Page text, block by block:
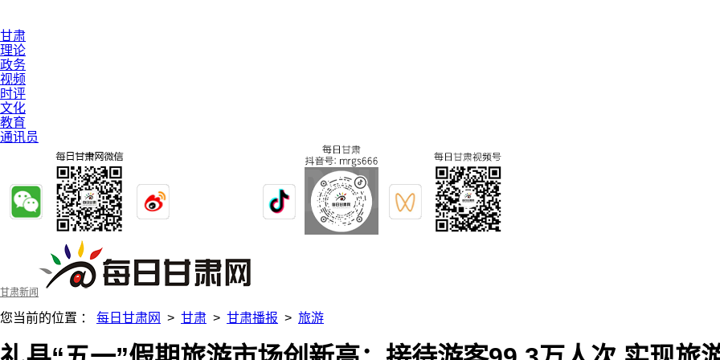
甘肃
理论
政务
视频
时评
文化
教育
通讯员
甘肃新闻
您当前的位置 ： 每日甘肃网 > 甘肃 > 甘肃播报 > 旅游